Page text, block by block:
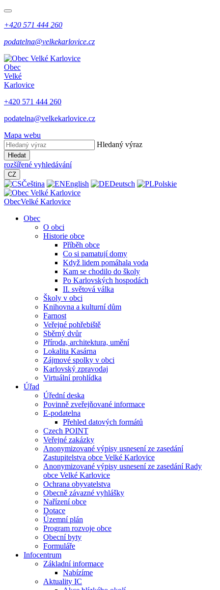
+420 571 444 260
podatelna@velkekarlovice.cz
Obec
Velké
Karlovice
+420 571 444 260
podatelna@velkekarlovice.cz
Mapa webu
Hledaný výraz
Hledat
rozšířené vyhledávání
CZ
Čeština English Deutsch Polskie
ObecVelké Karlovice
Obec
O obci
Historie obce
Příběh obce
Co si pamatují domy
Když lidem pomáhala voda
Kam se chodilo do školy
Po Karlovských hospodách
II. světová válka
Školy v obci
Knihovna a kulturní dům
Farnost
Veřejné pohřebiště
Sběrný dvůr
Příroda, architektura, umění
Lokalita Kasárna
Zájmové spolky v obci
Karlovský zpravodaj
Virtuální prohlídka
Úřad
Úřední deska
Povinně zveřejňované informace
E-podatelna
Přehled datových formátů
Czech POINT
Veřejné zakázky
Anonymizované výpisy usnesení ze zasedání
Zastupitelstva obce Velké Karlovice
Anonymizované výpisy usnesení ze zasedání Rady
obce Velké Karlovice
Ochrana obyvatelstva
Obecně závazné vyhlášky
Nařízení obce
Dotace
Územní plán
Program rozvoje obce
Obecní byty
Formuláře
Infocentrum
Základní informace
Nabízíme
Aktuality IC